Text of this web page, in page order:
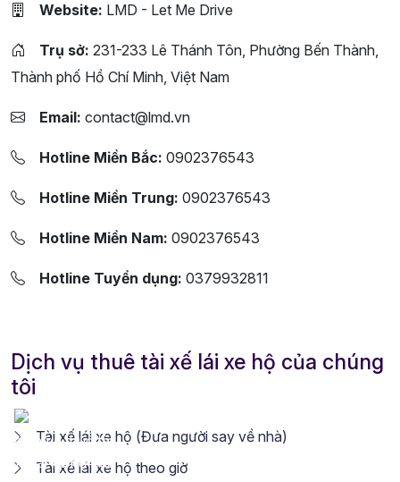
Website: LMD - Let Me Drive
Trụ sở: 231-233 Lê Thánh Tôn, Phường Bến Thành,
Thành phố Hồ Chí Minh, Việt Nam
Email: contact@lmd.vn
Hotline Miền Bắc: 0902376543
Hotline Miền Trung: 0902376543
Hotline Miền Nam: 0902376543
Hotline Tuyển dụng: 0379932811
Dịch vụ thuê tài xế lái xe hộ của chúng
tôi
Tài xế lái xe hộ (Đưa người say về nhà)
Tài xế lái xe hộ theo giờ